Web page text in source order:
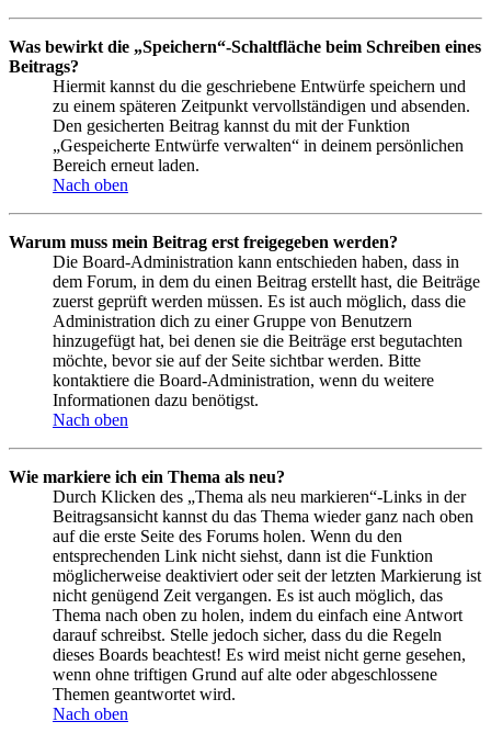
Was bewirkt die „Speichern“-Schaltfläche beim Schreiben eines
Beitrags?
Hiermit kannst du die geschriebene Entwürfe speichern und
zu einem späteren Zeitpunkt vervollständigen und absenden.
Den gesicherten Beitrag kannst du mit der Funktion
„Gespeicherte Entwürfe verwalten“ in deinem persönlichen
Bereich erneut laden.
Nach oben
Warum muss mein Beitrag erst freigegeben werden?
Die Board-Administration kann entschieden haben, dass in
dem Forum, in dem du einen Beitrag erstellt hast, die Beiträge
zuerst geprüft werden müssen. Es ist auch möglich, dass die
Administration dich zu einer Gruppe von Benutzern
hinzugefügt hat, bei denen sie die Beiträge erst begutachten
möchte, bevor sie auf der Seite sichtbar werden. Bitte
kontaktiere die Board-Administration, wenn du weitere
Informationen dazu benötigst.
Nach oben
Wie markiere ich ein Thema als neu?
Durch Klicken des „Thema als neu markieren“-Links in der
Beitragsansicht kannst du das Thema wieder ganz nach oben
auf die erste Seite des Forums holen. Wenn du den
entsprechenden Link nicht siehst, dann ist die Funktion
möglicherweise deaktiviert oder seit der letzten Markierung ist
nicht genügend Zeit vergangen. Es ist auch möglich, das
Thema nach oben zu holen, indem du einfach eine Antwort
darauf schreibst. Stelle jedoch sicher, dass du die Regeln
dieses Boards beachtest! Es wird meist nicht gerne gesehen,
wenn ohne triftigen Grund auf alte oder abgeschlossene
Themen geantwortet wird.
Nach oben